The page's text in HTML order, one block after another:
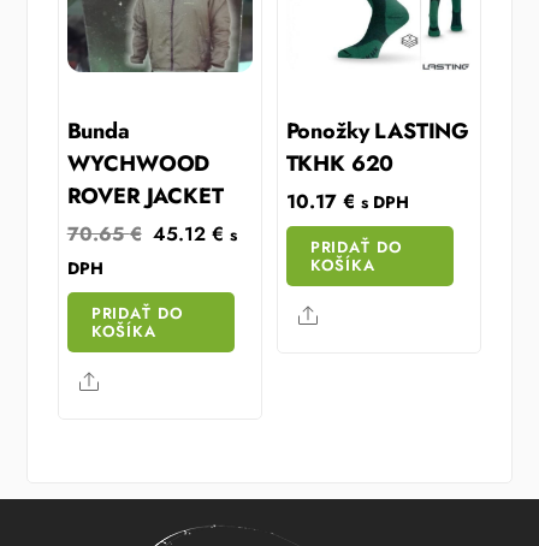
Bunda
WYCHWOOD
ROVER JACKET
70.65€ Original
was:
70.65 €.
45.12€ Current
is:
45.12 €.
s
DPH
PRIDAŤ DO
KOŠÍKA
Share
Ponožky LASTING
TKHK 620
10.17 € s DPH
PRIDAŤ DO
KOŠÍKA
Share